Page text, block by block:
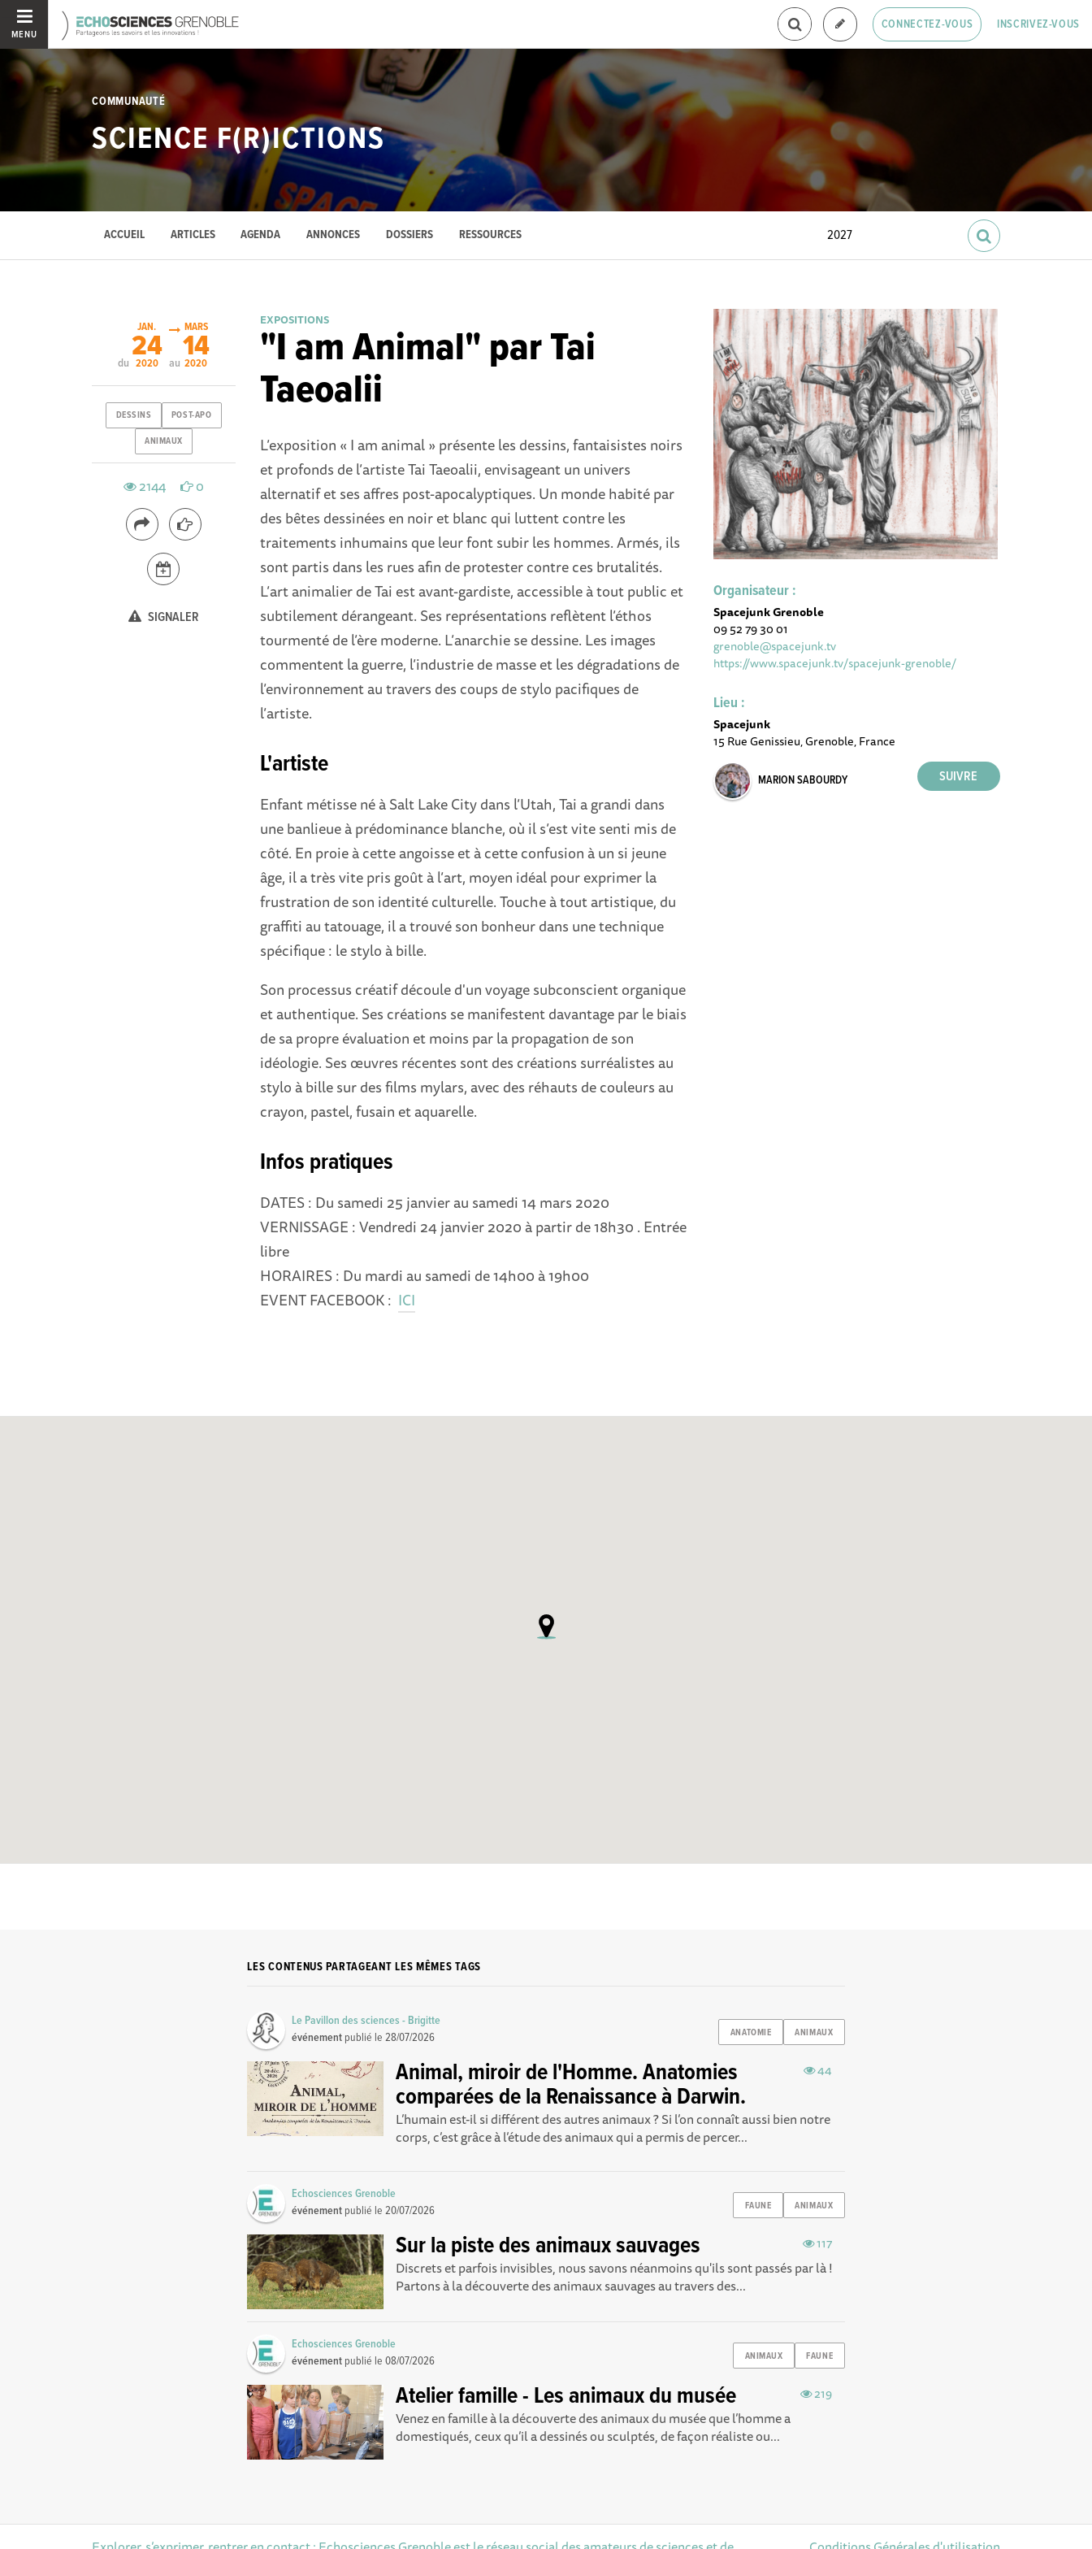
MENU
CONNECTEZ-VOUS INSCRIVEZ-VOUS
COMMUNAUTÉ
SCIENCE F(R)ICTIONS
ACCUEIL ARTICLES AGENDA ANNONCES DOSSIERS RESSOURCES
EXPOSITIONS
"I am Animal" par Tai
Taeoalii
L’exposition « I am animal » présente les dessins, fantaisistes noirs
et profonds de l’artiste Tai Taeoalii, envisageant un univers
alternatif et ses affres post-apocalyptiques. Un monde habité par
des bêtes dessinées en noir et blanc qui luttent contre les
traitements inhumains que leur font subir les hommes. Armés, ils
sont partis dans les rues afin de protester contre ces brutalités.
L’art animalier de Tai est avant-gardiste, accessible à tout public et
subtilement dérangeant. Ses représentations reflètent l’éthos
tourmenté de l’ère moderne. L’anarchie se dessine. Les images
commentent la guerre, l’industrie de masse et les dégradations de
l’environnement au travers des coups de stylo pacifiques de
l’artiste.
L'artiste
Enfant métisse né à Salt Lake City dans l’Utah, Tai a grandi dans
une banlieue à prédominance blanche, où il s’est vite senti mis de
côté. En proie à cette angoisse et à cette confusion à un si jeune
âge, il a très vite pris goût à l’art, moyen idéal pour exprimer la
frustration de son identité culturelle. Touche à tout artistique, du
graffiti au tatouage, il a trouvé son bonheur dans une technique
spécifique : le stylo à bille.
Son processus créatif découle d'un voyage subconscient organique
et authentique. Ses créations se manifestent davantage par le biais
de sa propre évaluation et moins par la propagation de son
idéologie. Ses œuvres récentes sont des créations surréalistes au
stylo à bille sur des films mylars, avec des réhauts de couleurs au
crayon, pastel, fusain et aquarelle.
Infos pratiques
DATES : Du samedi 25 janvier au samedi 14 mars 2020
VERNISSAGE : Vendredi 24 janvier 2020 à partir de 18h30 . Entrée
libre
HORAIRES : Du mardi au samedi de 14h00 à 19h00
EVENT FACEBOOK : ICI
Organisateur :
Spacejunk Grenoble
09 52 79 30 01
grenoble@spacejunk.tv
https://www.spacejunk.tv/spacejunk-grenoble/
Lieu :
Spacejunk
15 Rue Genissieu, Grenoble, France
MARION SABOURDY
du
JAN.
24
2020 au
MARS
14
2020
DESSINS POST-APO
ANIMAUX
2144 0
SIGNALER
LES CONTENUS PARTAGEANT LES MÊMES TAGS
ANATOMIE ANIMAUX
Le Pavillon des sciences - Brigitte
événement publié le28/07/2026
44
Animal, miroir de l'Homme. Anatomies
comparées de la Renaissance à Darwin.
L’humain est-il si différent des autres animaux ? Si l’on connaît aussi bien notre
corps, c’est grâce à l’étude des animaux qui a permis de percer...
FAUNE ANIMAUX
Echosciences Grenoble
événement publié le20/07/2026
117
Sur la piste des animaux sauvages
Discrets et parfois invisibles, nous savons néanmoins qu'ils sont passés par là !
Partons à la découverte des animaux sauvages au travers des...
ANIMAUX FAUNE
Echosciences Grenoble
événement publié le08/07/2026
219
Atelier famille - Les animaux du musée
Venez en famille à la découverte des animaux du musée que l’homme a
domestiqués, ceux qu’il a dessinés ou sculptés, de façon réaliste ou...